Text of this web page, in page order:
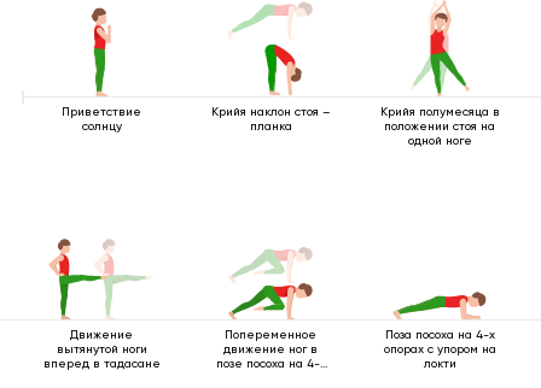
Приветствие
солнцу
Крийя наклон стоя –
планка
Крийя полумесяца в
положении стоя на
одной ноге
Движение
вытянутой ноги
вперед в тадасане
Попеременное
движение ног в
позе посоха на 4-х
Поза посоха на 4-х
опорах с упором на
локти